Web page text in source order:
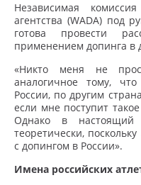
Независимая
агентства (WADA) под
готова провести
применением допинга в
«Никто меня не
аналогичное тому,
России, по другим
если мне поступит
Однако в
теоретически,
с допингом в России».
Имена российских